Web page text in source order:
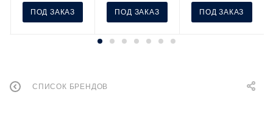
п.1ст.118 НК
ПОД ЗАКАЗ
п.п.1,16
п.1ст.118 НК
ПОД ЗАКАЗ ПОД ЗАКАЗ
СПИСОК БРЕНДОВ